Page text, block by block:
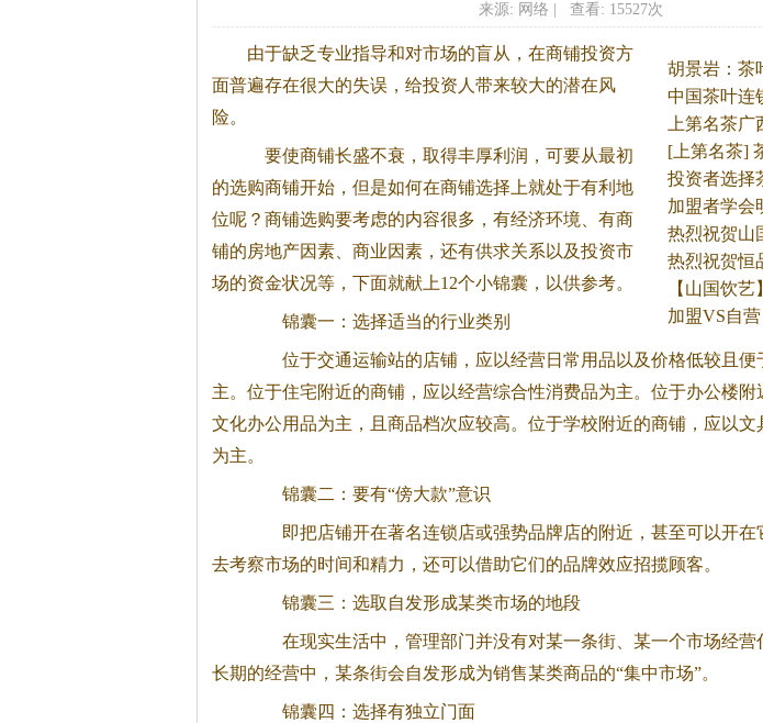
来源: 网络 | 查看: 15527次
胡景岩：茶
中国茶叶连
上第名茶广
[上第名茶]
投资者选择
加盟者学会
热烈祝贺山
加
热烈祝贺恒
签
【山国饮
功
加盟VS自营
由于缺乏专业指导和对市场的盲从，在商铺投资方
面普遍存在很大的失误，给投资人带来较大的潜在风
险。
要使商铺长盛不衰，取得丰厚利润，可要从最初
的选购商铺开始，但是如何在商铺选择上就处于有利地
位呢？商铺选购要考虑的内容很多，有经济环境、有商
铺的房地产因素、商业因素，还有供求关系以及投资市
场的资金状况等，下面就献上12个小锦囊，以供参考。
锦囊一：选择适当的行业类别
位于交通运输站的店铺，应以经营日常用品以及价格低较且便
主。位于住宅附近的商铺，应以经营综合性消费品为主。位于办公楼
文化办公用品为主，且商品档次应较高。位于学校附近的商铺，应以文
为主。
锦囊二：要有“傍大款”意识
即把店铺开在著名连锁店或强势品牌店的附近，甚至可以开在
去考察市场的时间和精力，还可以借助它们的品牌效应招揽顾客。
锦囊三：选取自发形成某类市场的地段
在现实生活中，管理部门并没有对某一条街、某一个市场经营
长期的经营中，某条街会自发形成为销售某类商品的“集中市场”。
锦囊四：选择有独立门面